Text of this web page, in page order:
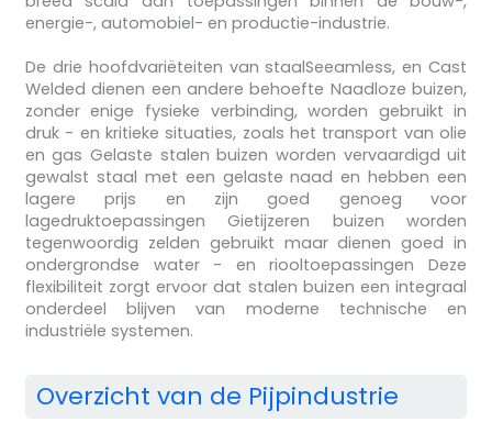
energie-, automobiel- en productie-industrie.
De drie hoofdvariëteiten van staalSeeamless, en Cast
Welded dienen een andere behoefte Naadloze buizen,
zonder enige fysieke verbinding, worden gebruikt in
druk - en kritieke situaties, zoals het transport van olie
en gas Gelaste stalen buizen worden vervaardigd uit
gewalst staal met een gelaste naad en hebben een
lagere prijs en zijn goed genoeg voor
lagedruktoepassingen Gietijzeren buizen worden
tegenwoordig zelden gebruikt maar dienen goed in
ondergrondse water - en riooltoepassingen Deze
flexibiliteit zorgt ervoor dat stalen buizen een integraal
onderdeel blijven van moderne technische en
industriële systemen.
Overzicht van de Pijpindustrie